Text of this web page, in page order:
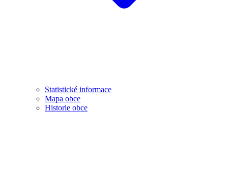
Statistické informace
Mapa obce
Historie obce